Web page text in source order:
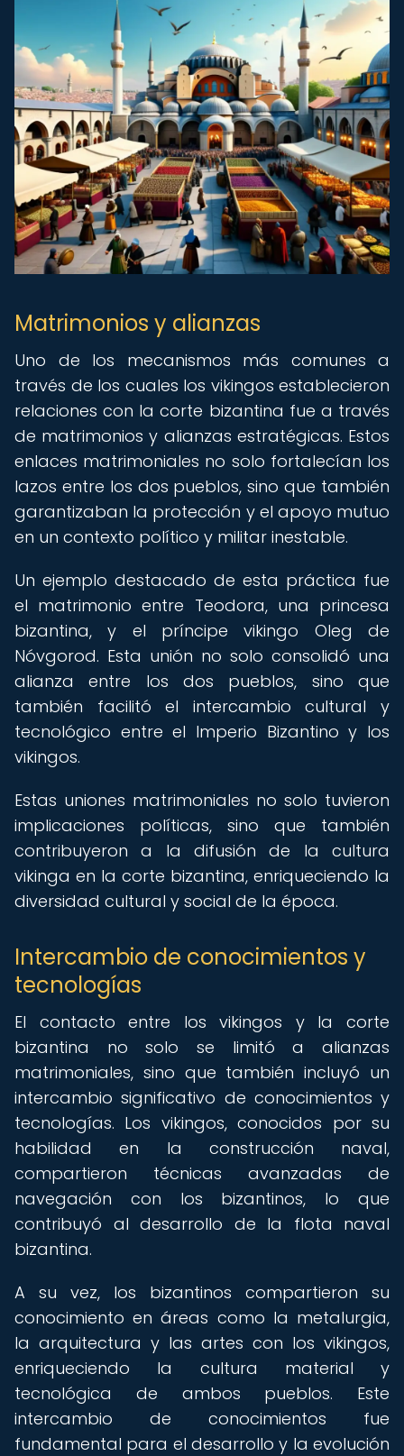
Matrimonios y alianzas
Uno de los mecanismos más comunes a
través de los cuales los vikingos establecieron
relaciones con la corte bizantina fue a través
de matrimonios y alianzas estratégicas. Estos
enlaces matrimoniales no solo fortalecían los
lazos entre los dos pueblos, sino que también
garantizaban la protección y el apoyo mutuo
en un contexto político y militar inestable.
Un ejemplo destacado de esta práctica fue
el matrimonio entre Teodora, una princesa
bizantina, y el príncipe vikingo Oleg de
Nóvgorod. Esta unión no solo consolidó una
alianza entre los dos pueblos, sino que
también facilitó el intercambio cultural y
tecnológico entre el Imperio Bizantino y los
vikingos.
Estas uniones matrimoniales no solo tuvieron
implicaciones políticas, sino que también
contribuyeron a la difusión de la cultura
vikinga en la corte bizantina, enriqueciendo la
diversidad cultural y social de la época.
Intercambio de conocimientos y
tecnologías
El contacto entre los vikingos y la corte
bizantina no solo se limitó a alianzas
matrimoniales, sino que también incluyó un
intercambio significativo de conocimientos y
tecnologías. Los vikingos, conocidos por su
habilidad en la construcción naval,
compartieron técnicas avanzadas de
navegación con los bizantinos, lo que
contribuyó al desarrollo de la flota naval
bizantina.
A su vez, los bizantinos compartieron su
conocimiento en áreas como la metalurgia,
la arquitectura y las artes con los vikingos,
enriqueciendo la cultura material y
tecnológica de ambos pueblos. Este
intercambio de conocimientos fue
fundamental para el desarrollo y la evolución